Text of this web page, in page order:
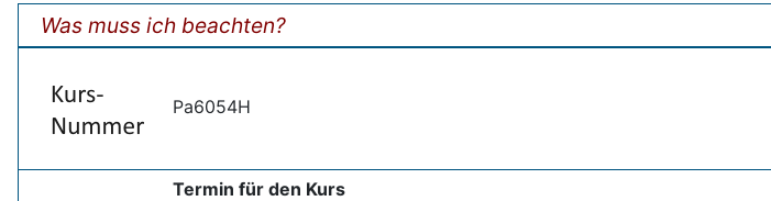
Was muss ich beachten?
Pa6054H
Termin für den Kurs